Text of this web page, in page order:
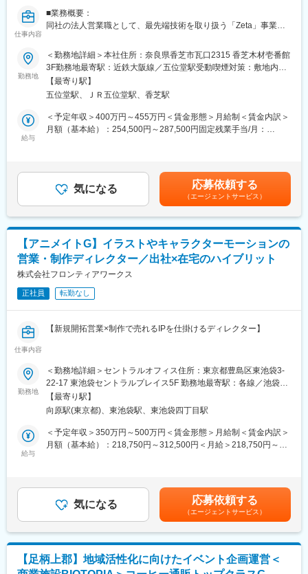
変更の範囲：会社の定める業務
アを形にし、街中で多くの人の目に届けることができます。
（2）多彩なスキルを磨ける環境
に携わることで、デザイン力はもちろん、コミュニケーション能
力やプロジェクトマネジメントスキルも向上します。
（3）クライアントと直接関わるやりがい
それに応えるデザインを提案できる点が大きな魅力。成功時には
感謝の言葉をいただけることも多く、モチベーションにつながり
ファッション、飲食、イベントなど、さまざまな業界のクライア
ントやパートナー企業と関わる機会があります。そのため、新し
いアイデアやインスピレーションを得られる刺激的な環境です。
（5）現場での達成感
施工現場で自分のデザインが形になっていく過程を見守り、完成
を迎えたときの達成感は、この仕事ならではの魅力です。
変更の範囲：会社の定める業務
仕事内容
■業務概要：
同社の法人営業職として、最先端技術を取り扱う「Zeta」事業で
成、契約取得を行い、映像技術、AI、IoT、AR・VR技術などを駆
使したソリューションを提供していただきます。お客様のニーズ
に合わせた提案を行い、課題を解決することで、やりがいを感じ
ながら成長できる環境が整っています。
■職務詳細：
・お客様に対する提案、見積書の作成、契約取得
■組織体制：
奈良本社には8名が在籍しており、そのうち「Zeta」事業には社長
デアや挑戦を積極的に受け入れ、共に成長できる職場です。
■働き方：
社員一人ひとりを「パートナー」として尊重し、個々のライフス
タイルに合わせた柔軟な働き方を推奨しています。転勤や部署移
動も本人の意向を最優先に考慮し、働きやすい環境を提供してい
ます。自己裁量が大きく、業務の進め方やスケジュール管理も自
分で行うことができます。
キャリアパスが開けています。販売員から取締役に昇進した実績
もあり、ポストチャンスが豊富です。また、独立して会社を興す
ことも可能です。長期的なキャリアを描くことができる職場で
す。
■企業の特徴／魅力：
同社は「日本の製造業の復活」と「匠の技術を100年先まで残
業員を大切にする温かい社風が特徴で、社員全員がやりがいを持
って働ける環境を提供しています。
ぜひ、最先端技術を活用し、新しい挑戦と成長を求める方からの
ご応募をお待ちしております。
勤務地
＜勤務地詳細＞本社住所：奈良県香芝市瓦口2315 香芝木材壱番館
3F勤務地最寄駅：近鉄大阪線／五位堂駅受動喫煙対策：敷地内全
面禁煙変更の範囲：無
【最寄り駅】
五位堂駅、ＪＲ五位堂駅、香芝駅
給与
＜予定年収＞400万円～455万円＜賃金形態＞月給制＜賃金内訳＞
月額（基本給）：254,500円～287,500円固定残業手当/月：
給：年1回（5月）■賞与：年2回（7・1月）■各種手当は福利厚生
覧を参照ください。賃金はあくまでも目安の金額であり、選考を
通じて上下する可能性があります。月給(月額)は固定手当を含めた
表記です。
気になる 応募依頼する
（エージェントサービス）
【アニメイトG】イラストやキャラクターモーションの
営業・制作ディレクター／出社×在宅のハイブリット
株式会社フロンティアワークス
正社員 転勤なし
仕事内容
【新規開拓営業×制作で売れるIPを仕掛けるディレクター】
カーとして、アニメ・コミック・小説など幅広いエンタメを展開
する『株式会社フロンティアワークス』。
当ポジションは、制作ディレクターとしての役割に加え、新規顧
客開拓を担う営業要素の強いディレクターです。
エンタメ業界のクライアント（ゲーム会社・グッズ制作会社等）
に対し、イラスト・キャラクターモーション制作の提案、受注、
進行管理までを一気通貫で担当します。
ョン制作の受託制作職として、営業・企画・制作までの一連の業
務に幅広く携わり、自らの手で版元さんやクリエイターと共に、
たいという強い思いです！
制作チームでは常時50以上の案件、200名以上のクリエイターと
勤務地
＜勤務地詳細＞セントラルオフィス住所：東京都豊島区東池袋3-
22-17 東池袋セントラルプレイス5F 勤務地最寄駅：各線／池袋、
東池袋、大塚駅受動喫煙対策：屋内喫煙可能場所あり変更の範
囲：会社の定める事業所
【最寄り駅】
向原駅(東京都)、東池袋駅、東池袋四丁目駅
給与
＜予定年収＞350万円～500万円＜賃金形態＞月給制＜賃金内訳＞
月額（基本給）：218,750円～312,500円＜月給＞218,750円～
金はあくまでも目安の金額であり、選考を通じて上下する可能性
があります。月給(月額)は固定手当を含めた表記です。
気になる 応募依頼する
（エージェントサービス）
【足柄上郡】地域活性化に向けたイベント企画運営＜